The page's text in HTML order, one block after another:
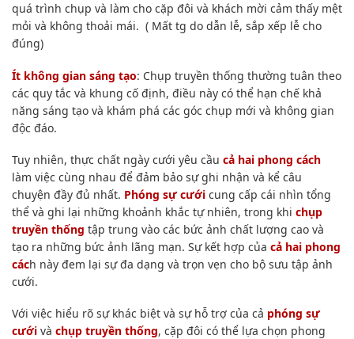
quá trình chụp và làm cho cặp đôi và khách mời cảm thấy mệt
mỏi và không thoải mái. ( Mất tg do dẫn lễ, sắp xếp lễ cho
đúng)
Ít không gian sáng tạo: Chụp truyền thống thường tuân theo
các quy tắc và khung cố định, điều này có thể hạn chế khả
năng sáng tạo và khám phá các góc chụp mới và không gian
độc đáo.
Tuy nhiên, thực chất ngày cưới yêu cầu cả hai phong cách
làm việc cùng nhau để đảm bảo sự ghi nhận và kể câu
chuyện đầy đủ nhất. Phóng sự cưới cung cấp cái nhìn tổng
thể và ghi lại những khoảnh khắc tự nhiên, trong khi chụp
truyền thống tập trung vào các bức ảnh chất lượng cao và
tạo ra những bức ảnh lãng mạn. Sự kết hợp của cả hai phong
cách này đem lại sự đa dạng và trọn vẹn cho bộ sưu tập ảnh
cưới.
Với việc hiểu rõ sự khác biệt và sự hỗ trợ của cả phóng sự
cưới và chụp truyền thống, cặp đôi có thể lựa chọn phong